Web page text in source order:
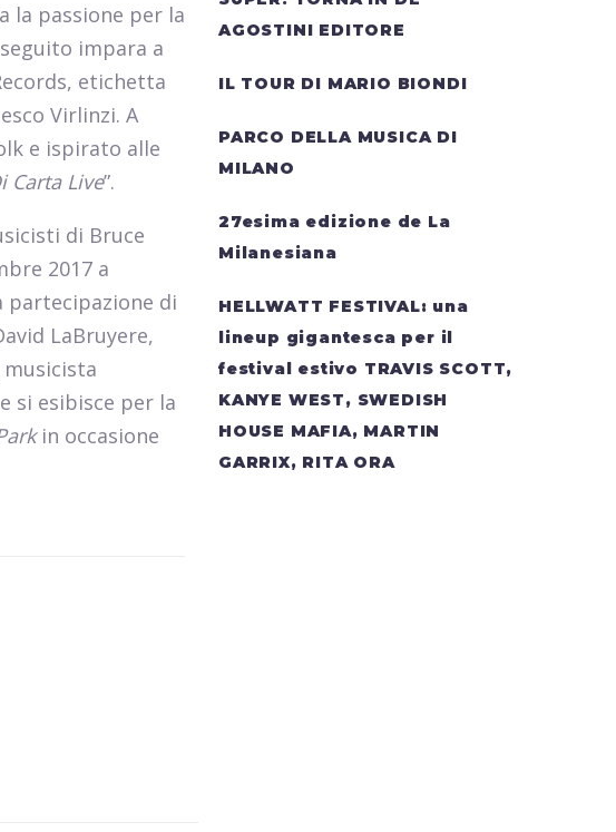
la passione per la
impara a
etichetta
Virlinzi. A
e ispirato alle
Carta Live”.
di Bruce
2017 a
partecipazione di
LaBruyere,
si esibisce per la
in occasione
AGOSTINI EDITORE
IL TOUR DI MARIO BIONDI
PARCO DELLA MUSICA DI
MILANO
27esima edizione de La
Milanesiana
HELLWATT FESTIVAL: una
lineup gigantesca per il
festival estivo TRAVIS SCOTT,
KANYE WEST, SWEDISH
HOUSE MAFIA, MARTIN
GARRIX, RITA ORA